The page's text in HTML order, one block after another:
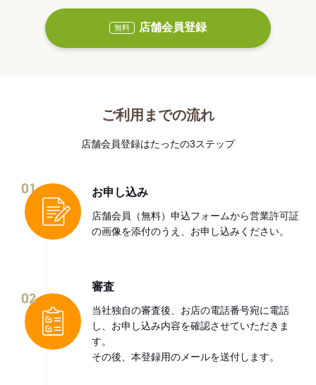
無料 店舗会員登録
ご利用までの流れ
店舗会員登録はたったの3ステップ
01 お申し込み
店舗会員（無料）申込フォームから営業許可証
の画像を添付のうえ、お申し込みください。
02
審査
当社独自の審査後、お店の電話番号宛に電話
し、お申し込み内容を確認させていただきま
す。
その後、本登録用のメールを送付します。